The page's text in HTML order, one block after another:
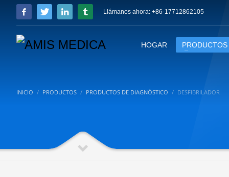
Llámanos ahora: +86-17712862105
HOGAR PRODUCTOS
INICIO PRODUCTOS PRODUCTOS DE DIAGNÓSTICO DESFIBRILADOR